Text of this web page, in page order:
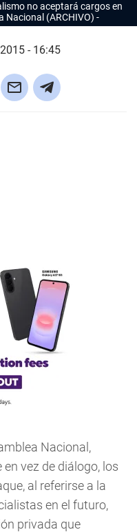
no aceptará cargos en
Nacional (ARCHIVO)
- 16:45
Nacional,
vez de diálogo, los
al referirse a la
en el futuro,
privada que